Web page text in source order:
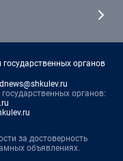
органов
органов:
за достоверность
объявлениях.